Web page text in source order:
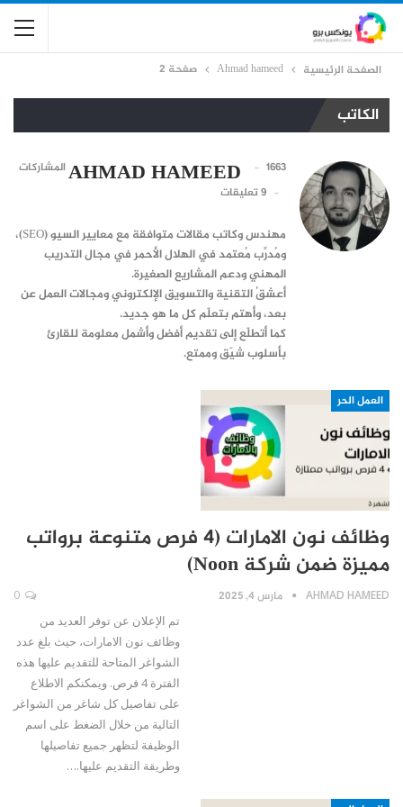
الصفحة الرئيسية Ahmad hameed صفحة 2
الكاتب
AHMAD HAMEED
1663 المشاركات
9 تعليقات
مهندس وكاتب مقالات متوافقة مع معايير السيو (SEO)،
ومُدرِّب مُعتمد في الهلال الأحمر في مجال التدريب
المهني ودعم المشاريع الصغيرة.
أعشقُ التقنية والتسويق الإلكتروني ومجالات العمل عن
بعد، وأهتم بتعلّم كل ما هو جديد.
كما أتطلّع إلى تقديم أفضل وأشمل معلومة للقارئ
بأسلوب شيّق وممتع.
العمل الحر
وظائف نون الامارات (4 فرص متنوعة برواتب
مميزة ضمن شركة Noon)
AHMAD HAMEED مارس 4, 2025
تم الإعلان عن توفر العديد من
وظائف نون الامارات، حيث بلغ عدد
الشواغر المتاحة للتقديم عليها هذه
الفترة 4 فرص. ويمكنكم الاطلاع
على تفاصيل كل شاغر من الشواغر
التالية من خلال الضغط على اسم
الوظيفة لتظهر جميع تفاصيلها
وطريقة التقديم عليها.…